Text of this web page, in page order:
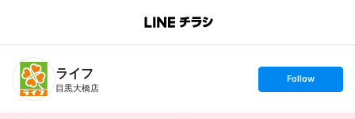
B
n
T
ライフ
目黒大橋店
s
t
o
Follow